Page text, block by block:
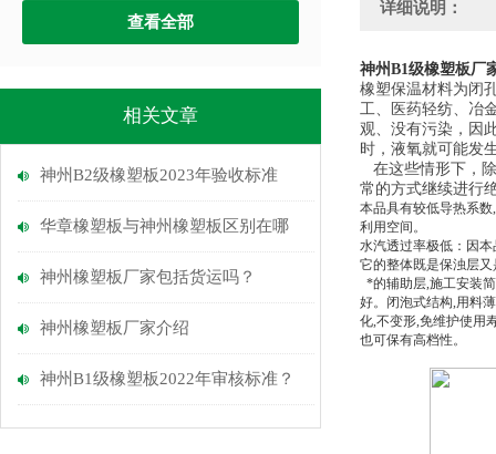
查看全部
相关文章
神州B2级橡塑板2023年验收标准
华章橡塑板与神州橡塑板区别在哪
神州橡塑板厂家包括货运吗？
神州橡塑板厂家介绍
神州B1级橡塑板2022年审核标准？
详细说明：
神州B1级橡塑板厂
橡塑保温材料为闭
工、医药轻纺、冶
观、没有污染，因
时，液氧就可能发
在这些情形下，
常的方式继续进行
本品具有较低导热系数,
利用空间。
水汽透过率极低：因
它的整体既是保浊层
*的辅助层,施工安装
好。闭泡式结构,用料薄
化,不变形,免维护使用
也可保有高档性。